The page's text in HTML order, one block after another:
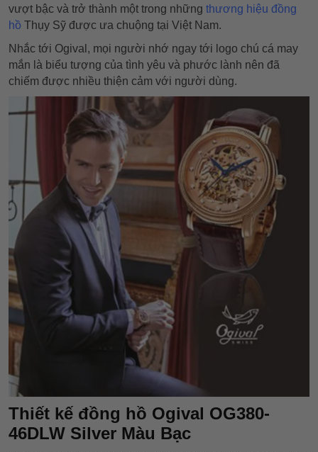
vượt bậc và trở thành một trong những thương hiệu đồng
hồ Thụy Sỹ được ưa chuộng tại Việt Nam.
Nhắc tới Ogival, mọi người nhớ ngay tới logo chú cá may
mắn là biểu tượng của tình yêu và phước lành nên đã
chiếm được nhiều thiện cảm với người dùng.
Thiết kế đồng hồ Ogival OG380-
46DLW Silver Màu Bạc